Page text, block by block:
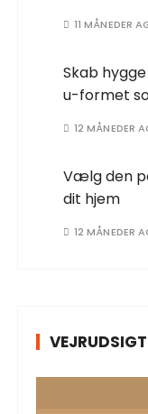
11 MÅNEDER
Skab
u-formet
12 MÅNEDER
Vælg den
dit hjem
12 MÅNEDER
VEJRUDSIGT